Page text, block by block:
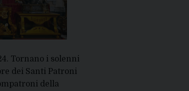
Tornano i solenni
dei Santi Patroni
della